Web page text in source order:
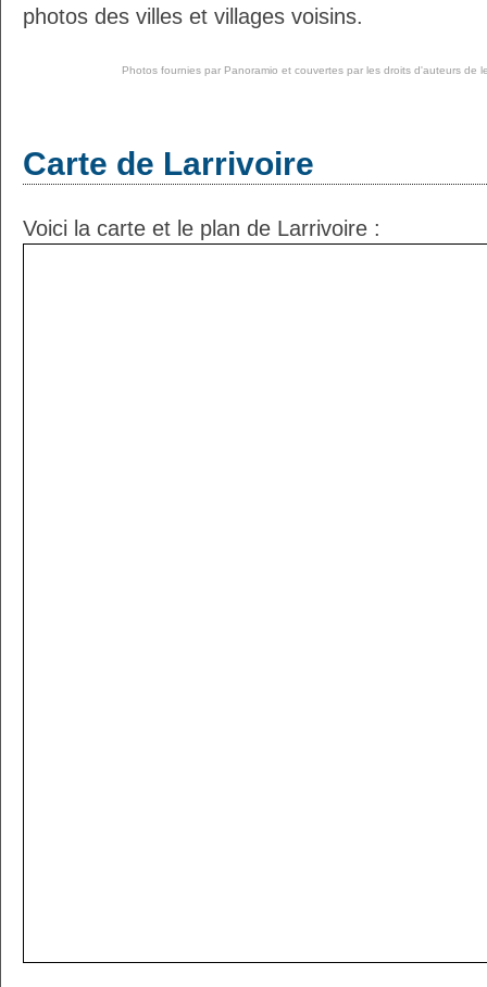
photos des villes et villages voisins.
Photos fournies par Panoramio et couvertes par les droits d'auteurs de
Carte de Larrivoire
Voici la carte et le plan de Larrivoire :